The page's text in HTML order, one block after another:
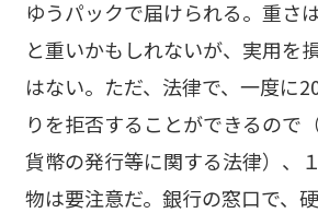
ゆうパックで届けられる。重さ
と重いかもしれないが、実用を
はない。ただ、法律で、一度に
りを拒否することができるので
貨幣の発行等に関する法律）、
物は要注意だ。銀行の窓口で、